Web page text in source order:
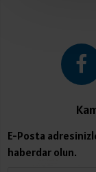
E-Posta
haberdar olun.